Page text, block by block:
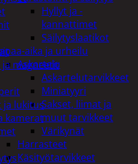
Hyllyt ja -
kannattimet
Säilytyslaatikot
aika ja urheilu
Askartelu
Askartelutarvikkeet
Miniatyyri
Sakset, liimat ja
muut tarvikkeet
Värikynät
Harrasteet
Käsityötarvikkeet
magneetit
ja lukitus
kamerat